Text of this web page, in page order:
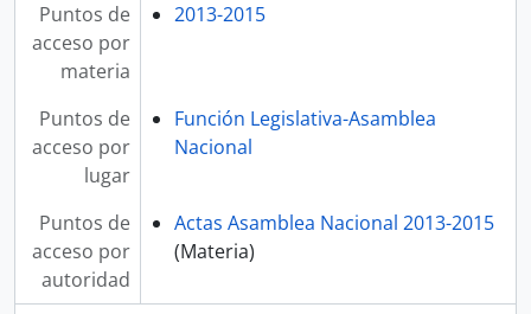
Puntos de
acceso por
materia
2013-2015
Puntos de
acceso por
lugar
Función Legislativa-Asamblea
Nacional
Puntos de
acceso por
autoridad
Actas Asamblea Nacional 2013-2015
(Materia)